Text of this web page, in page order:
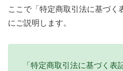
ここで「特定商取引法に基づく
にご説明します。
「特定商取引法に基づく表